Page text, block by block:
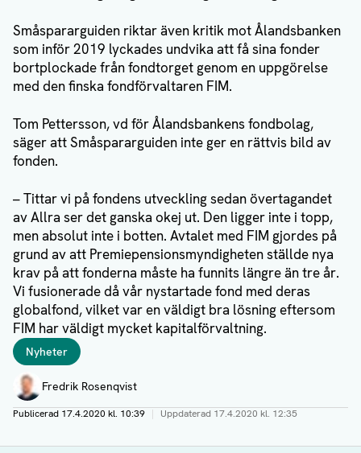
Småspararguiden riktar även kritik mot Ålandsbanken
som inför 2019 lyckades undvika att få sina fonder
bortplockade från fondtorget genom en uppgörelse
med den finska fondförvaltaren FIM.
Tom Pettersson, vd för Ålandsbankens fondbolag,
säger att Småspararguiden inte ger en rättvis bild av
fonden.
– Tittar vi på fondens utveckling sedan övertagandet
av Allra ser det ganska okej ut. Den ligger inte i topp,
men absolut inte i botten. Avtalet med FIM gjordes på
grund av att Premiepensionsmyndigheten ställde nya
krav på att fonderna måste ha funnits längre än tre år.
Vi fusionerade då vår nystartade fond med deras
globalfond, vilket var en väldigt bra lösning eftersom
FIM har väldigt mycket kapitalförvaltning.
Taggar
Nyheter
Författare
Fredrik Rosenqvist
Publicerad 17.4.2020 kl. 10:39 | Uppdaterad 17.4.2020 kl. 12:35